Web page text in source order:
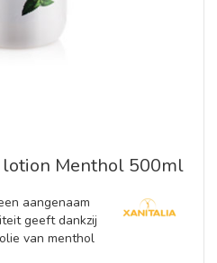
Menthol 500ml
aangenaam
geeft dankzij
van menthol